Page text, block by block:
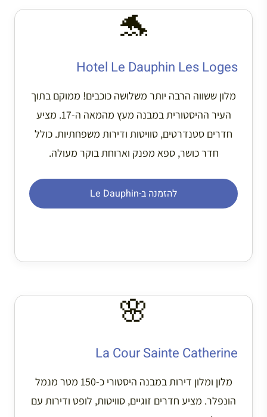
🐬
Hotel Le Dauphin Les Loges
מלון ששווה הרבה יותר משלושה כוכבים! ממוקם בתוך
העיר ההיסטורית במבנה מעץ מהמאה ה-17. מציע
חדרים סטנדרטים, סוויטות ודירות משפחתיות. כולל
חדר כושר, ספא מפנק וארוחת בוקר מעולה.
להזמנה ב-Le Dauphin
🌸
La Cour Sainte Catherine
מלון ומלון דירות במבנה היסטורי כ-150 מטר מנמל
הונפלר. מציע חדרים זוגיים, סוויטות, לופט ודירות עם